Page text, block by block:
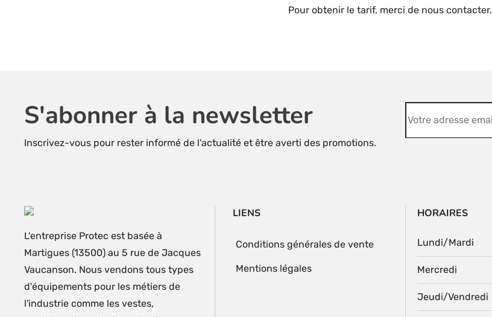
Pour obtenir le tarif, merci de nous contacter.
S'abonner à la newsletter
Inscrivez-vous pour rester informé de l'actualité et être averti des promotions.
L'entreprise Protec est basée à
Martigues (13500) au 5 rue de Jacques
Vaucanson. Nous vendons tous types
d'équipements pour les métiers de
l'industrie comme les vestes,
LIENS
Conditions générales de vente
Mentions légales
HORAIRES
Lundi/Mardi
Mercredi
Jeudi/Vendredi